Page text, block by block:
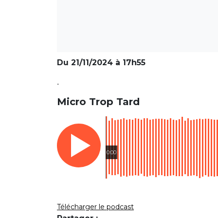
Du 21/11/2024 à 17h55
.
Micro Trop Tard
0:00
Télécharger le podcast